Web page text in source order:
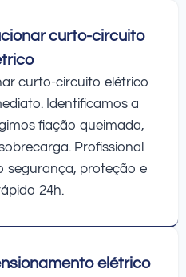
curto-circuito
curto-circuito elétrico
Identificamos a
fiação queimada,
Profissional
segurança, proteção e
24h.
elétrico